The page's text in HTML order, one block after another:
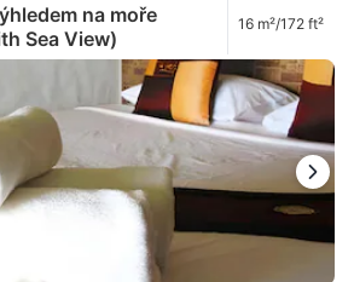
na moře
Sea View)
16 m²/172 ft²